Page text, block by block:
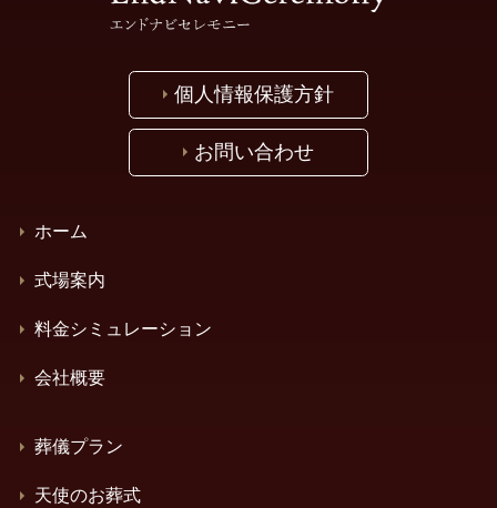
個人情報保護方針
お問い合わせ
ホーム
式場案内
料金シミュレーション
会社概要
葬儀プラン
天使のお葬式